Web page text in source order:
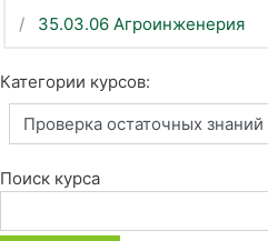
35.03.06 Агроинженерия
Категории курсов:
Поиск курса